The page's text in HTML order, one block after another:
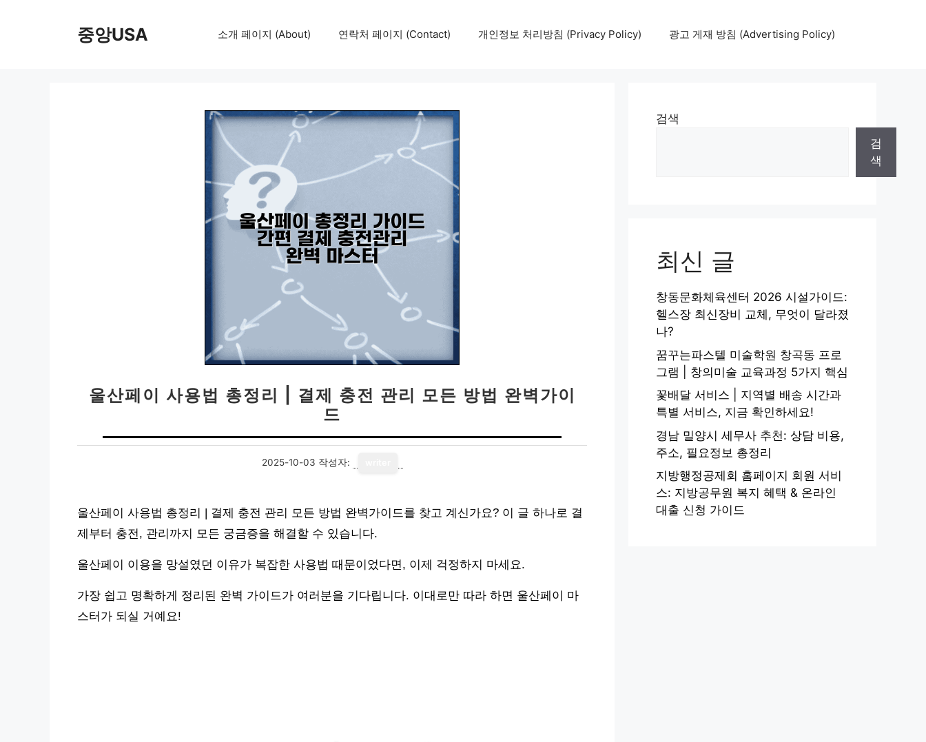
중앙USA 소개 페이지 (About) 연락처 페이지 (Contact) 개인정보 처리방침 (Privacy Policy) 광고 게재 방침 (Advertising Policy)
울산페이 사용법 총정리 | 결제 충전 관리 모든 방법 완벽가이
드
2025-10-03 작성자:
울산페이 사용법 총정리 | 결제 충전 관리 모든 방법 완벽가이드를 찾고 계신가요? 이 글 하나로 결
제부터 충전, 관리까지 모든 궁금증을 해결할 수 있습니다.
울산페이 이용을 망설였던 이유가 복잡한 사용법 때문이었다면, 이제 걱정하지 마세요.
가장 쉽고 명확하게 정리된 완벽 가이드가 여러분을 기다립니다. 이대로만 따라 하면 울산페이 마
스터가 되실 거예요!
검색
검
색
최신 글
창동문화체육센터 2026 시설가이드:
헬스장 최신장비 교체, 무엇이 달라졌
나?
꿈꾸는파스텔 미술학원 창곡동 프로
그램 | 창의미술 교육과정 5가지 핵심
꽃배달 서비스 | 지역별 배송 시간과
특별 서비스, 지금 확인하세요!
경남 밀양시 세무사 추천: 상담 비용,
주소, 필요정보 총정리
지방행정공제회 홈페이지 회원 서비
스: 지방공무원 복지 혜택 & 온라인
대출 신청 가이드